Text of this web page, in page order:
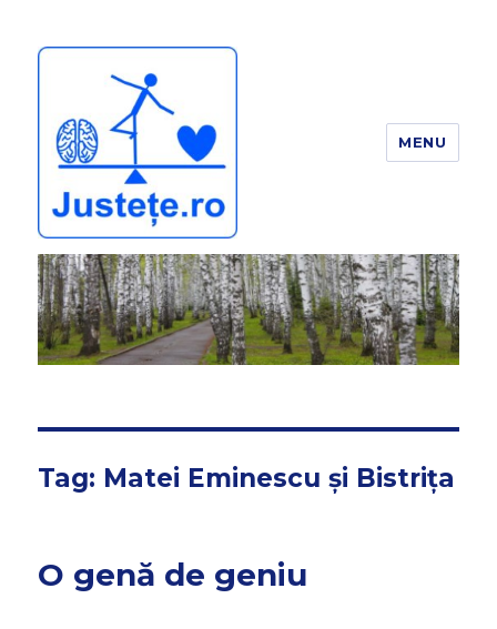
JUSTEȚE
MENU
Tag: Matei Eminescu și Bistrița
O genă de geniu